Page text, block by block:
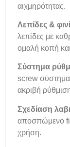
αιχμηρότητας.
Λεπίδες &
λεπίδες με
ομαλή κοπή
Σύστημα
screw σύστημα
ακριβή
Σχεδίαση
αποσπώμενο
χρήση.